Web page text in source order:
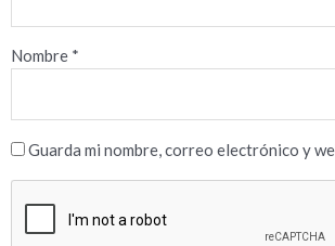
Nombre *
Guarda mi nombre, correo electrónico y